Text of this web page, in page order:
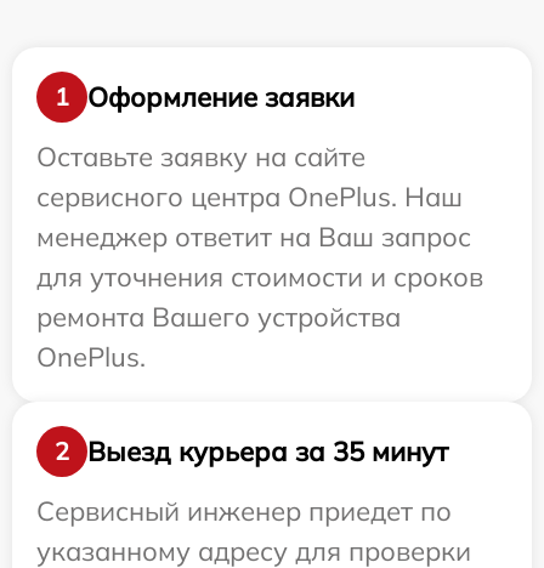
1
Оформление заявки
Оставьте заявку на сайте
сервисного центра OnePlus. Наш
менеджер ответит на Ваш запрос
для уточнения стоимости и сроков
ремонта Вашего устройства
OnePlus.
2
Выезд курьера за 35 минут
Сервисный инженер приедет по
указанному адресу для проверки